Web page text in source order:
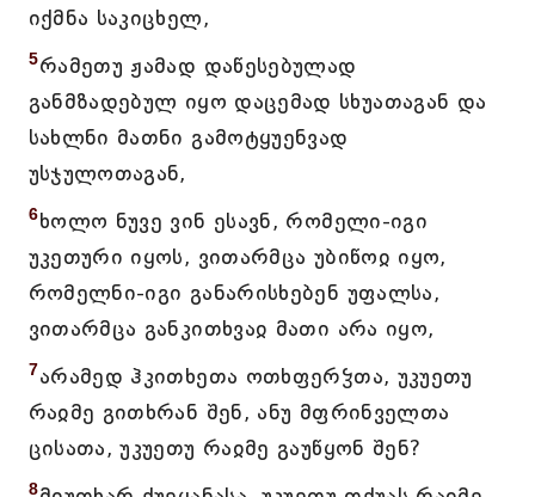
იქმნა საკიცხელ,
5რამეთუ ჟამად დაწესებულად
განმზადებულ იყო დაცემად სხუათაგან და
სახლნი მათნი გამოტყუენვად
უსჯულოთაგან,
6ხოლო ნუვე ვინ ესავნ, რომელი-იგი
უკეთური იყოს, ვითარმცა უბიწოჲ იყო,
რომელნი-იგი განარისხებენ უფალსა,
ვითარმცა განკითხვაჲ მათი არა იყო,
7არამედ ჰკითხეთა ოთხფერჴთა, უკუეთუ
რაჲმე გითხრან შენ, ანუ მფრინველთა
ცისათა, უკუეთუ რაჲმე გაუწყონ შენ?
8